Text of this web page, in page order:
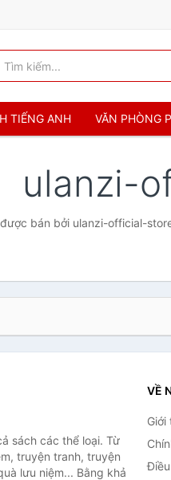
TIẾNG ANH VĂN PHÒNG
ulanzi-
bán bởi ulanzi-official-
sách các thể loại. Từ
truyện tranh, truyện
lưu niệm... Bằng khả
VỀ
Giới